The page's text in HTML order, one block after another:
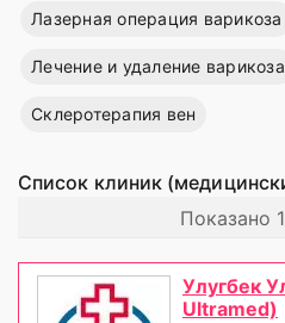
Лазерная операция варикоза
Лечение и удаление варикоза
Склеротерапия вен
Список клиник
Показано
Улугбек
Ultramed)